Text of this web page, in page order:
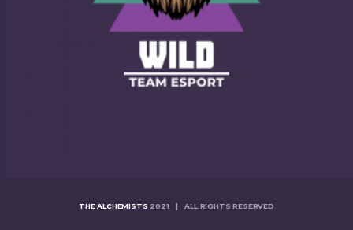
THE ALCHEMISTS 2021 | ALL RIGHTS RESERVED